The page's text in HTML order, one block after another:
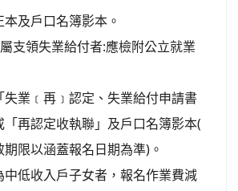
及戶口名簿影本。
支領失業給付者:應檢附公立就業
業﹝再﹞認定、失業給付申請書
「再認定收執聯」及戶口名簿影本(
限以涵蓋報名日期為準)。
中低收入戶子女者，報名作業費減